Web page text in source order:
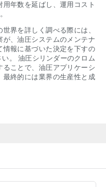
年数を延ばし、運用コスト
界を詳しく調べる際には、
、油圧システムのメンテナ
情報に基づいた決定を下すの
。 油圧シリンダーのクロム
ることで、油圧アプリケーシ
最終的には業界の生産性と成